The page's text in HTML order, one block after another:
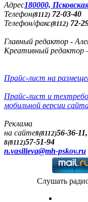
Адреc180000,
Телефон(8112) 72-03-40
Телефон/факс(8112) 72-
Главный редактор -
Креативный редактор
Прайс-лист на
Прайс-лист и
мобильной версии
Реклама
на сайте8(8112)56-36-
8(8112)57-51-94
n.vasilieva@mh-pskov.ru
Слушать